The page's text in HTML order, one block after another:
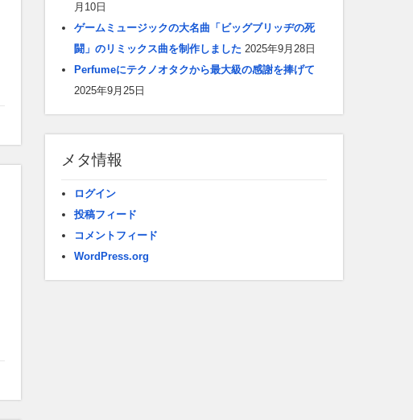
月10日
ゲームミュージックの大名曲「ビッグブリッヂの死
闘」のリミックス曲を制作しました 2025年9月28日
Perfumeにテクノオタクから最大級の感謝を捧げて
2025年9月25日
メタ情報
ログイン
投稿フィード
コメントフィード
WordPress.org